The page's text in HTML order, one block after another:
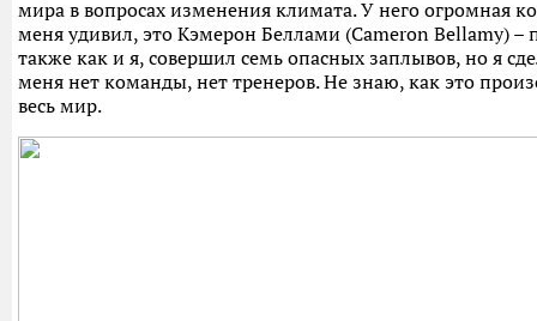
мира в вопросах изменения климата. У него огромная
меня удивил, это Кэмерон Беллами (Cameron Bellamy)
также как и я, совершил семь опасных заплывов, но я
меня нет команды, нет тренеров. Не знаю, как это
весь мир.